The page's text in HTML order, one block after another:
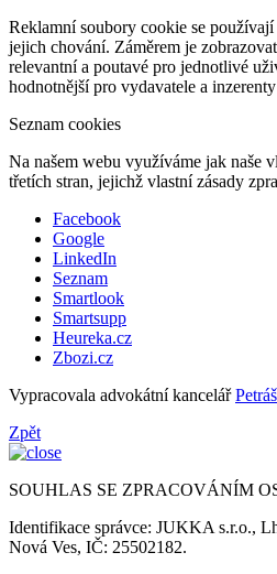
Reklamní soubory cookie se
jejich chování. Záměrem je
relevantní a poutavé pro jednotlivé
hodnotnější pro vydavatele a
Seznam cookies
Na našem webu využíváme jak naše
třetích stran, jejichž vlastní zásady
Facebook
Google
LinkedIn
Seznam
Smartlook
Smartsupp
Heureka.cz
Zbozi.cz
Vypracovala advokátní kancelář
Zpět
SOUHLAS SE ZPRACOVÁNÍM
Identifikace správce: JUKKA s.r.o.,
Nová Ves, IČ: 25502182.